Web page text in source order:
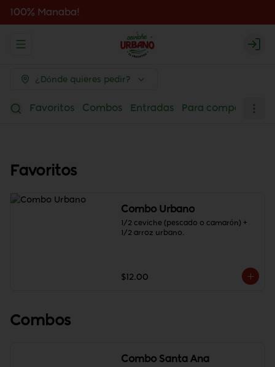
100% Manaba!
Abrir menu de navegación
¿Dónde quieres pedir?
Favoritos Combos Entradas Para compartir
Favoritos
Combo Urbano
1/2 ceviche (pescado o camarón) +
1/2 arroz urbano.
$12.00
Combos
Combo Santa Ana